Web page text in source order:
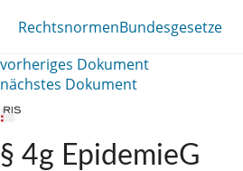
RechtsnormenBundesgesetze
vorheriges Dokument
nächstes Dokument
§ 4g EpidemieG